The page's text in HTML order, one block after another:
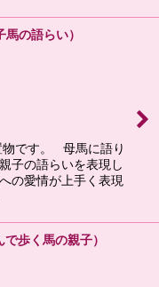
の語らい）
物です。 母馬に語り
子の語らいを表現し
の愛情が上手く表現
歩く馬の親子）